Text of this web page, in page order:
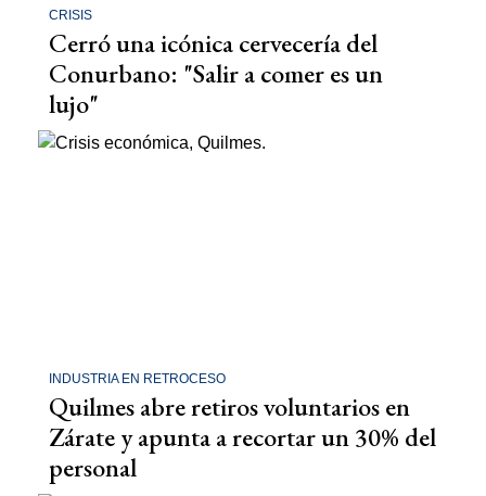
CRISIS
Cerró una icónica cervecería del
Conurbano: "Salir a comer es un
lujo"
INDUSTRIA EN RETROCESO
Quilmes abre retiros voluntarios en
Zárate y apunta a recortar un 30% del
personal